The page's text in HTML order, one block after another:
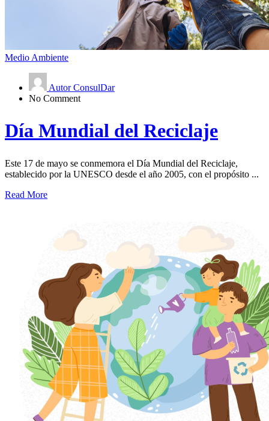
Medio Ambiente
Autor ConsulDar
No Comment
Día Mundial del Reciclaje
Este 17 de mayo se conmemora el Día Mundial del Reciclaje,
establecido por la UNESCO desde el año 2005, con el propósito ...
Read More